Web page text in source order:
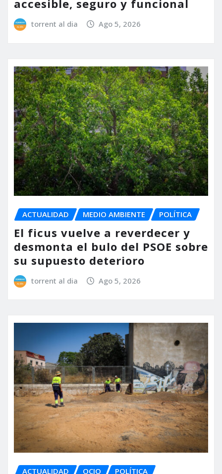
accesible, seguro y funcional
torrent al dia Ago 5, 2026
ACTUALIDAD MEDIO AMBIENTE POLÍTICA
El ficus vuelve a reverdecer y
desmonta el bulo del PSOE sobre
su supuesto deterioro
torrent al dia Ago 5, 2026
ACTUALIDAD OCIO POLÍTICA